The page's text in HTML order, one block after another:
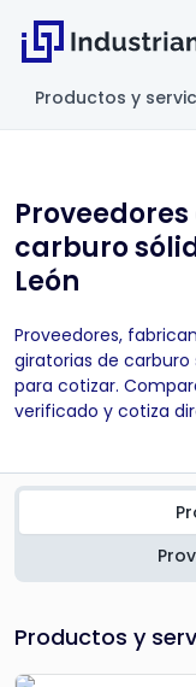
Productos y
carburo
León
Proveedores,
giratorias de carburo
para cotizar.
verificado y cotiza
Productos y